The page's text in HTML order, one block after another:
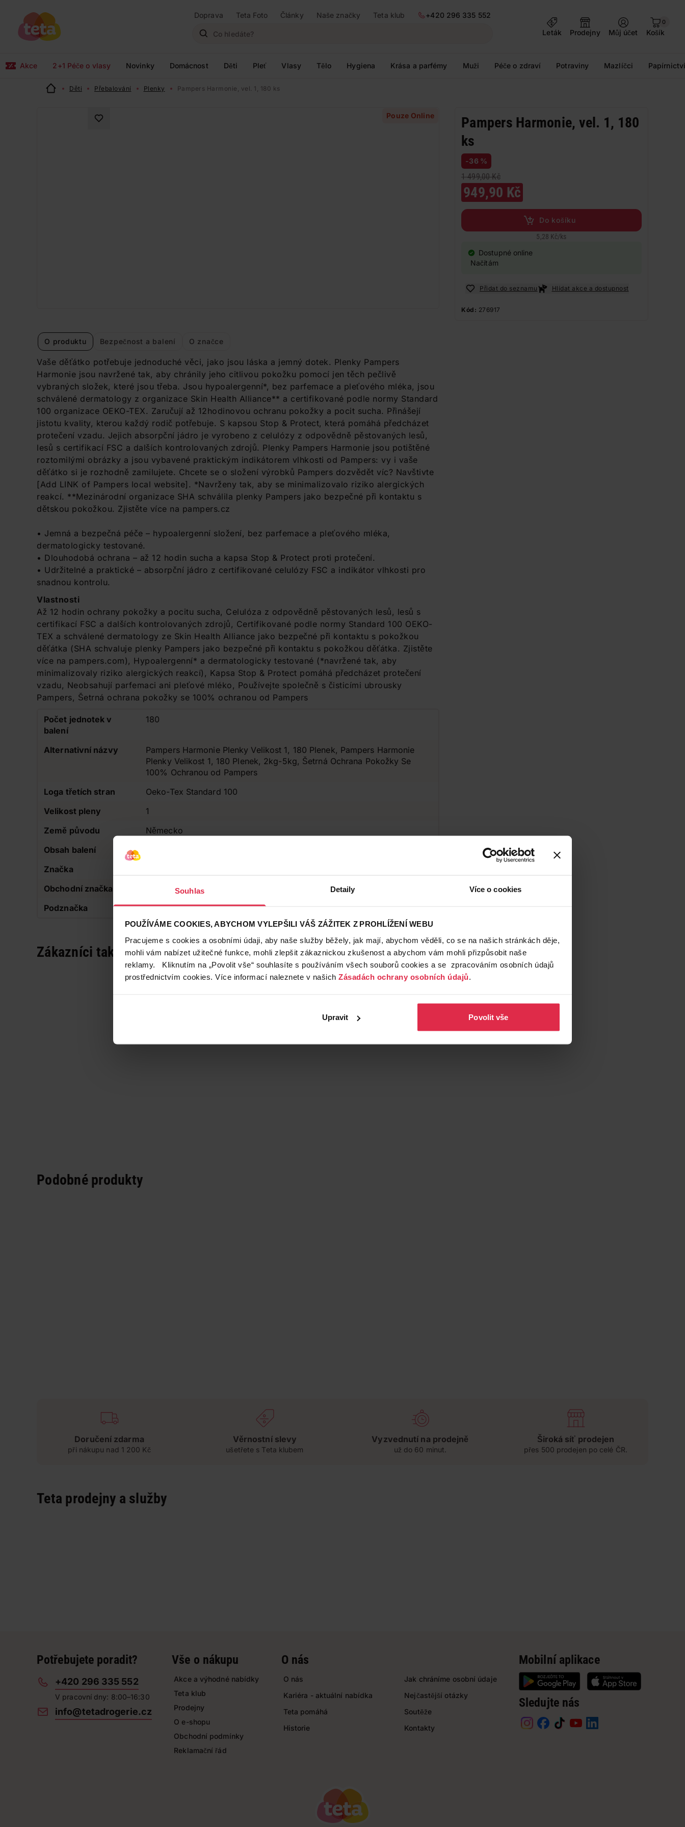
Souhlas Detaily Více o cookies
POUŽÍVÁME COOKIES, ABYCHOM VYLEPŠILI VÁŠ ZÁŽITEK Z PROHLÍŽENÍ WEBU
Pracujeme s cookies a osobními údaji, aby naše služby běžely, jak mají, abychom věděli, co se na našich stránkách děje,
mohli vám nabízet užitečné funkce, mohli zlepšit zákaznickou zkušenost a abychom vám mohli přizpůsobit naše
reklamy. Kliknutím na „Povolit vše“ souhlasíte s používáním všech souborů cookies a se zpracováním osobních údajů
prostřednictvím cookies. Více informací naleznete v našich Zásadách ochrany osobních údajů.
Upravit Povolit vše
Doprava Teta Foto Články Naše značky Teta klub
+420 296 335 552
Leták
Prodejny Můj účet
0
Košík
Akce 2+1 Péče o vlasy Novinky Domácnost Děti Pleť Vlasy Tělo Hygiena Krása a parfémy Muži Péče o zdraví Potraviny Mazlíčci
Děti Přebalování Plenky Pampers Harmonie, vel. 1, 180 ks
Pouze Online
O produktu Bezpečnost a balení O značce
Vaše děťátko potřebuje jednoduché věci, jako jsou láska a jemný dotek. Plenky Pampers
Harmonie jsou navržené tak, aby chránily jeho citlivou pokožku pomocí jen těch pečlivě
vybraných složek, které jsou třeba. Jsou hypoalergenní*, bez parfemace a pleťového mléka, jsou
schválené dermatology z organizace Skin Health Alliance** a certifikované podle normy Standard
100 organizace OEKO-TEX. Zaručují až 12hodinovou ochranu pokožky a pocit sucha. Přinášejí
jistotu kvality, kterou každý rodič potřebuje. S kapsou Stop & Protect, která pomáhá předcházet
protečení vzadu. Jejich absorpční jádro je vyrobeno z celulózy z odpovědně pěstovaných lesů,
lesů s certifikací FSC a dalších kontrolovaných zdrojů. Plenky Pampers Harmonie jsou potištěné
roztomilými obrázky a jsou vybavené praktickým indikátorem vlhkosti od Pampers: vy i vaše
děťátko si je rozhodně zamilujete. Chcete se o složení výrobků Pampers dozvědět víc? Navštivte
[Add LINK of Pampers local website]. *Navrženy tak, aby se minimalizovalo riziko alergických
reakcí. **Mezinárodní organizace SHA schválila plenky Pampers jako bezpečné při kontaktu s
dětskou pokožkou. Zjistěte více na pampers.cz
• Jemná a bezpečná péče – hypoalergenní složení, bez parfemace a pleťového mléka,
dermatologicky testované.
• Dlouhodobá ochrana – až 12 hodin sucha a kapsa Stop & Protect proti protečení.
• Udržitelné a praktické – absorpční jádro z certifikované celulózy FSC a indikátor vlhkosti pro
snadnou kontrolu.
Vlastnosti
Až 12 hodin ochrany pokožky a pocitu sucha, Celulóza z odpovědně pěstovaných lesů, lesů s
certifikací FSC a dalších kontrolovaných zdrojů, Certifikované podle normy Standard 100 OEKO-
TEX a schválené dermatology ze Skin Health Alliance jako bezpečné při kontaktu s pokožkou
děťátka (SHA schvaluje plenky Pampers jako bezpečné při kontaktu s pokožkou děťátka. Zjistěte
více na pampers.com), Hypoalergenní* a dermatologicky testované (*navržené tak, aby
minimalizovaly riziko alergických reakcí), Kapsa Stop & Protect pomáhá předcházet protečení
vzadu, Neobsahují parfemaci ani pleťové mléko, Používejte společně s čisticími ubrousky
Pampers, Šetrná ochrana pokožky se 100% ochranou od Pampers
Počet jednotek v
balení
180
Alternativní názvy
Pampers Harmonie Plenky Velikost 1, 180 Plenek, Pampers Harmonie
Plenky Velikost 1, 180 Plenek, 2kg-5kg, Šetrná Ochrana Pokožky Se
100% Ochranou od Pampers
Loga třetích stran
Oeko-Tex Standard 100
Velikost pleny
1
Země původu
Německo
Obsah balení
Značka
Obchodní značka
Pampers
Podznačka
Harmonie
Pampers Harmonie, vel. 1, 180
ks
1 499,00 Kč
949,90 Kč
-36 %
Do košíku
5,28 Kč/ks
Dostupné online
Načítám
Přidat do seznamu Hlídat akce a dostupnost
Kód: 276917
Zákazníci také často nakupují
Podobné produkty
Doručení zdarma
při nákupu nad 1 200 Kč
Věrnostní slevy
ušetřete s Teta klubem
Vyzvednutí na prodejně
už do 60 minut.
Široká síť prodejen
přes 500 prodejen po celé ČR.
Teta prodejny a služby
Potřebujete poradit?
+420 296 335 552
V pracovní dny: 8:00–16:30
info@tetadrogerie.cz
Vše o nákupu
Akce a výhodné nabídky
Teta klub
Prodejny
O e-shopu
Obchodní podmínky
Reklamační řád
O nás
O nás
Kariéra - aktuální nabídka
Teta pomáhá
Historie
Jak chráníme osobní údaje
Nejčastější otázky
Soutěže
Kontakty
Mobilní aplikace
Sledujte nás